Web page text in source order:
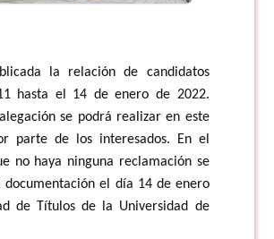
la relación de candidatos
hasta el 14 de enero de 2022.
se podrá realizar en este
parte de los interesados. En el
no haya ninguna reclamación se
el día 14 de enero
de Títulos de la Universidad de